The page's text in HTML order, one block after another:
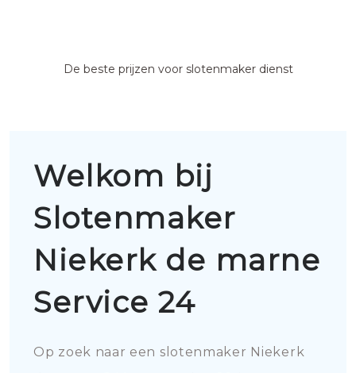
De beste prijzen voor slotenmaker dienst
Welkom bij
Slotenmaker
Niekerk de marne
Service 24
Op zoek naar een slotenmaker Niekerk